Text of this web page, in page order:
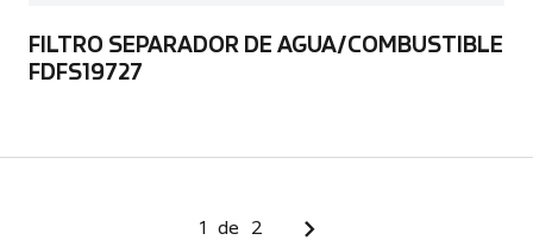
FILTRO SEPARADOR DE AGUA/COMBUSTIBLE
FDFS19727
1 de 2